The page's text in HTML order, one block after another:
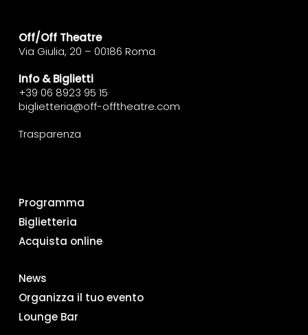
Off/Off Theatre
Via Giulia, 20 – 00186 Roma
Info & Biglietti
+39 06 8923 95 15
biglietteria@off-offtheatre.com
Trasparenza
Programma
Biglietteria
Acquista online
News
Organizza il tuo evento
Lounge Bar